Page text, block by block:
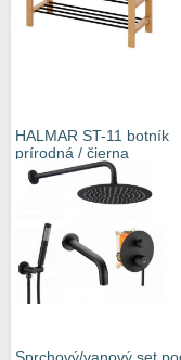
HALMAR ST-11 botník
prírodná / čierna